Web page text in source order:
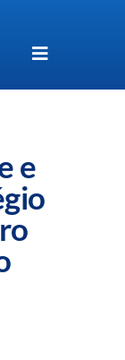
Toggle
Navigation
e